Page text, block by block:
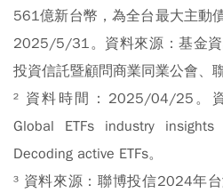
561億新台幣，為全台最大主動
2025/5/31。資料來源：基金
投資信託暨顧問商業同業公會、聯
² 資料時間：2025/04/25。資
Global ETFs industry
Decoding active ETFs。
³ 資料來源：聯博投信2024年